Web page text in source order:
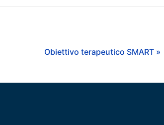
Obiettivo terapeutico SMART »